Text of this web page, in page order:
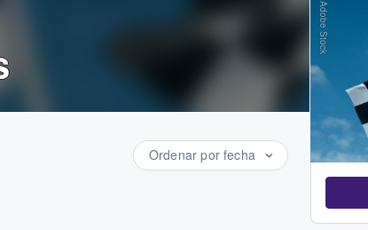
Ordenar por fecha
Adobe Stock